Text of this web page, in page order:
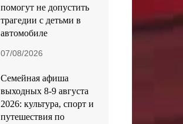
помогут не допустить
трагедии с детьми в
автомобиле
07/08/2026
Семейная афиша
выходных 8-9 августа
2026: культура, спорт и
путешествия по